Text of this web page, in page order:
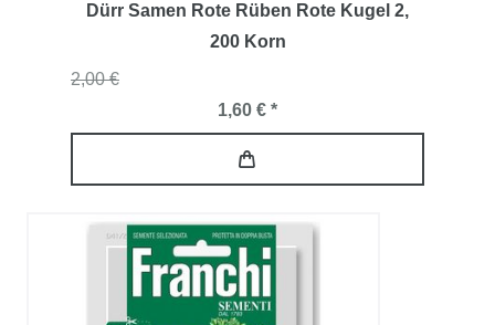
Dürr Samen Rote Rüben Rote Kugel 2,
200 Korn
2,00 €
1,60 € *